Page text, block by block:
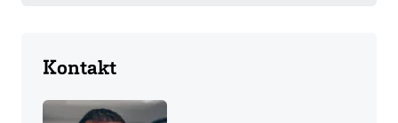
Kontakt